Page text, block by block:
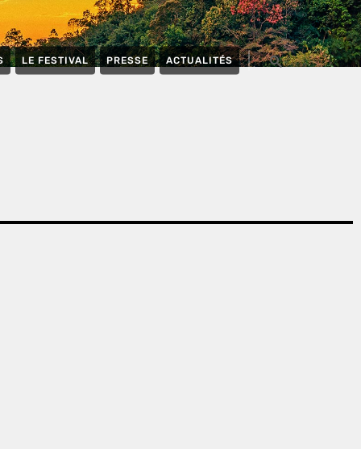
LE FESTIVAL PRESSE ACTUALITÉS